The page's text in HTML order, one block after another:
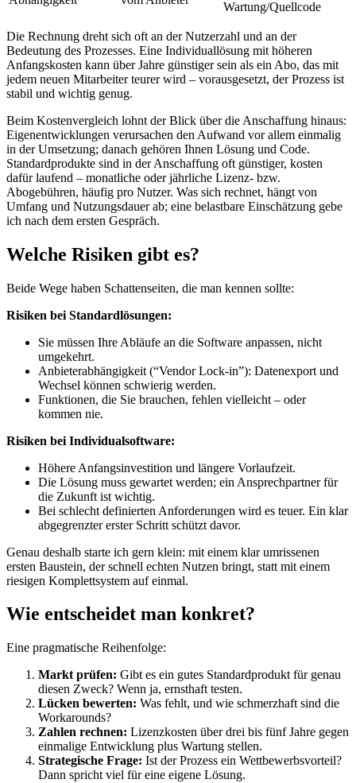
Wartung/Quellcode
Die Rechnung dreht sich oft an der Nutzerzahl und an der
Bedeutung des Prozesses. Eine Individuallösung mit höheren
Anfangskosten kann über Jahre günstiger sein als ein Abo, das mit
jedem neuen Mitarbeiter teurer wird – vorausgesetzt, der Prozess ist
stabil und wichtig genug.
Beim Kostenvergleich lohnt der Blick über die Anschaffung hinaus:
Eigenentwicklungen verursachen den Aufwand vor allem einmalig
in der Umsetzung; danach gehören Ihnen Lösung und Code.
Standardprodukte sind in der Anschaffung oft günstiger, kosten
dafür laufend – monatliche oder jährliche Lizenz- bzw.
Abogebühren, häufig pro Nutzer. Was sich rechnet, hängt von
Umfang und Nutzungsdauer ab; eine belastbare Einschätzung gebe
ich nach dem ersten Gespräch.
Welche Risiken gibt es?
Beide Wege haben Schattenseiten, die man kennen sollte:
Risiken bei Standardlösungen:
Sie müssen Ihre Abläufe an die Software anpassen, nicht
umgekehrt.
Anbieterabhängigkeit (“Vendor Lock-in”): Datenexport und
Wechsel können schwierig werden.
Funktionen, die Sie brauchen, fehlen vielleicht – oder
kommen nie.
Risiken bei Individualsoftware:
Höhere Anfangsinvestition und längere Vorlaufzeit.
Die Lösung muss gewartet werden; ein Ansprechpartner für
die Zukunft ist wichtig.
Bei schlecht definierten Anforderungen wird es teuer. Ein klar
abgegrenzter erster Schritt schützt davor.
Genau deshalb starte ich gern klein: mit einem klar umrissenen
ersten Baustein, der schnell echten Nutzen bringt, statt mit einem
riesigen Komplettsystem auf einmal.
Wie entscheidet man konkret?
Eine pragmatische Reihenfolge:
Markt prüfen: Gibt es ein gutes Standardprodukt für genau
diesen Zweck? Wenn ja, ernsthaft testen.
Lücken bewerten: Was fehlt, und wie schmerzhaft sind die
Workarounds?
Zahlen rechnen: Lizenzkosten über drei bis fünf Jahre gegen
einmalige Entwicklung plus Wartung stellen.
Strategische Frage: Ist der Prozess ein Wettbewerbsvorteil?
Dann spricht viel für eine eigene Lösung.